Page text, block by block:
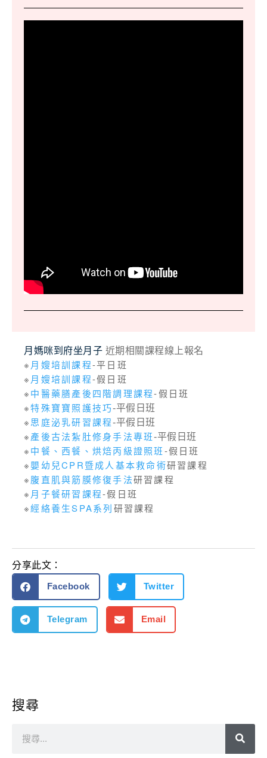
月媽咪到府坐月子 近期相關課程線上報名
※ 月嫂培訓課程-平日班
※ 月嫂培訓課程-假日班
※中醫藥膳產後四階調理課程-假日班
※特殊寶寶照護技巧-平假日班
※思庭泌乳研習課程-平假日班
※產後古法紮肚修身手法專班-平假日班
※中餐、西餐、烘焙丙級證照班-假日班
※嬰幼兒CPR暨成人基本救命術研習課程
※腹直肌與筋膜修復手法研習課程
※ 月子餐研習課程-假日班
※經絡養生SPA系列研習課程
分享此文：
Facebook Twitter
Telegram Email
搜尋